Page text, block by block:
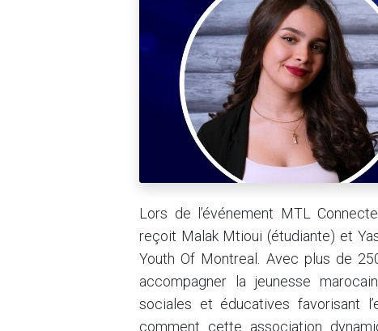
Lors de l’événement MTL
reçoit Malak Mtioui (étudiante) et
Youth Of Montreal. Avec plus de
accompagner la jeunesse
sociales et éducatives favorisant
comment cette association